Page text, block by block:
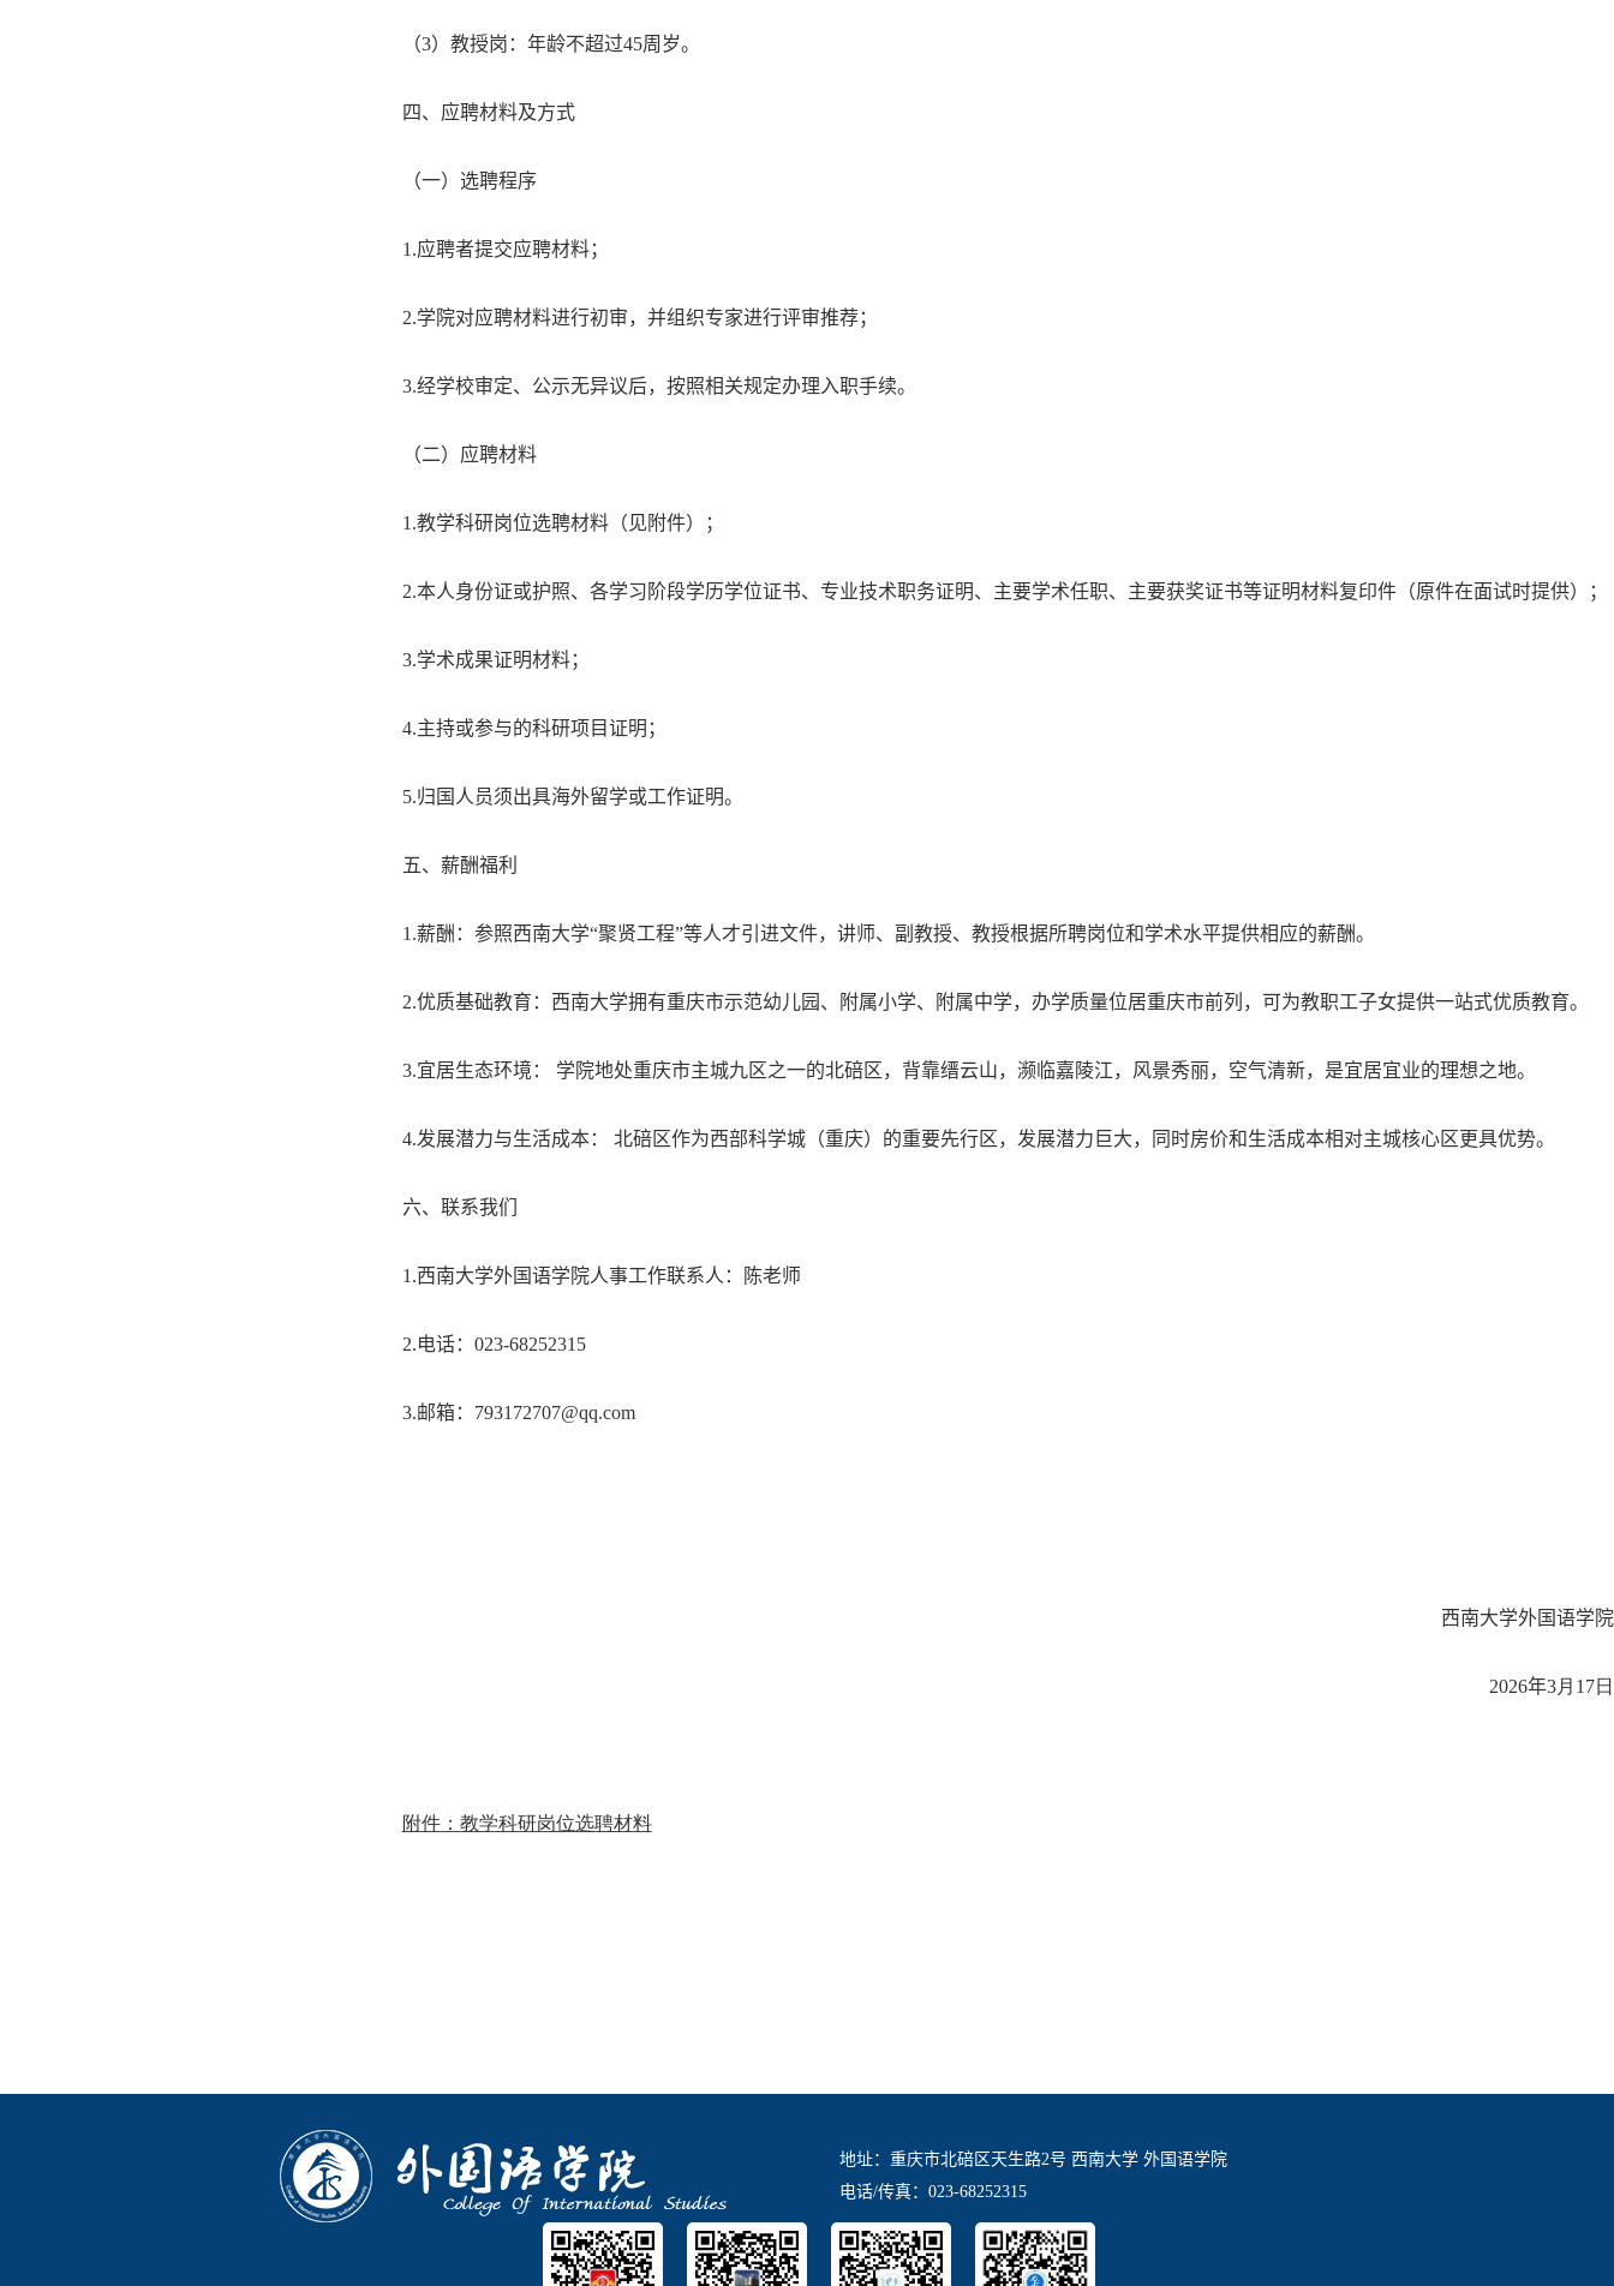
（3）教授岗：年龄不超过45周岁。
四、应聘材料及方式
（一）选聘程序
1.应聘者提交应聘材料；
2.学院对应聘材料进行初审，并组织专家进行评审推荐；
3.经学校审定、公示无异议后，按照相关规定办理入职手续。
（二）应聘材料
1.教学科研岗位选聘材料（见附件）；
2.本人身份证或护照、各学习阶段学历学位证书、专业技术职务证明、主要学术任职、主要获奖证书等证明材料复印件（原件在面试时提供）；
3.学术成果证明材料；
4.主持或参与的科研项目证明；
5.归国人员须出具海外留学或工作证明。
五、薪酬福利
1.薪酬：参照西南大学“聚贤工程”等人才引进文件，讲师、副教授、教授根据所聘岗位和学术水平提供相应的薪酬。
2.优质基础教育：西南大学拥有重庆市示范幼儿园、附属小学、附属中学，办学质量位居重庆市前列，可为教职工子女提供一站式优质教育。
3.宜居生态环境： 学院地处重庆市主城九区之一的北碚区，背靠缙云山，濒临嘉陵江，风景秀丽，空气清新，是宜居宜业的理想之地。
4.发展潜力与生活成本： 北碚区作为西部科学城（重庆）的重要先行区，发展潜力巨大，同时房价和生活成本相对主城核心区更具优势。
六、联系我们
1.西南大学外国语学院人事工作联系人：陈老师
2.电话： 023-68252315
3.邮箱： 793172707@qq.com
西南大学外国语学院
2026年3月17日
附件： 教学科研岗位选聘材料
地址：重庆市北碚区天生路2号 西南大学 外国语学院
电话/传真：023-68252315